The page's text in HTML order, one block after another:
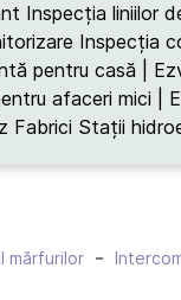
Inspecția liniilor
Inspecția
pentru casă |
afaceri mici |
Fabrici Stații
mărfurilor